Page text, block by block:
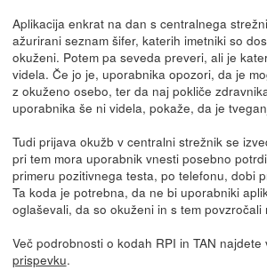
Aplikacija enkrat na dan s centralnega
ažurirani seznam šifer, katerih imetniki so
okuženi. Potem pa seveda preveri, ali je
videla. Če jo je, uporabnika opozori, da je
z okuženo osebo, ter da naj pokliče
uporabnika še ni videla, pokaže, da je
Tudi prijava okužb v centralni strežnik se
pri tem mora uporabnik vnesti posebno
primeru pozitivnega testa, po telefonu, dobi
Ta koda je potrebna, da ne bi uporabniki
oglaševali, da so okuženi in s tem
Več podrobnosti o kodah RPI in TAN najdete
prispevku.